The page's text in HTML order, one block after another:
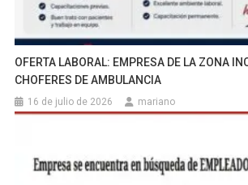
OFERTA LABORAL: EMPRESA DE LA ZONA
CHOFERES DE AMBULANCIA
16 de julio de 2026 mariano